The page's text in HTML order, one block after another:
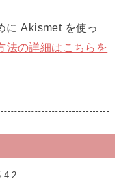
に Akismet を使っ
法の詳細はこちらを
4-2